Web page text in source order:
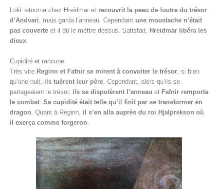
Loki retourna chez Hreidmar et recouvrit la peau de loutre du trésor
d’Andvari, mais garda l’anneau. Cependant une moustache n’était
pas couverte et il dû le mettre dessus. Satisfait, Hreidmar libéra les
dieux.
Cupidité et rancune
Très vite Reginn et Fafnir se mirent à convoiter le trésor , si bien
qu’une nuit, ils tuèrent leur père . Cependant, alors qu’ils se
partageaient le trésor, ils se disputèrent l’anneau et Fafnir remporta
le combat Sa cupidité était telle qu’il finit par se transformer en
dragon . Quant à Reginn, il s’en alla auprès du roi Hjalprekson où
il exerça comme forgeron